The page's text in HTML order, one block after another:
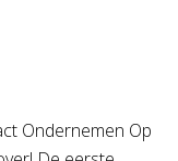
Ondernemen Op